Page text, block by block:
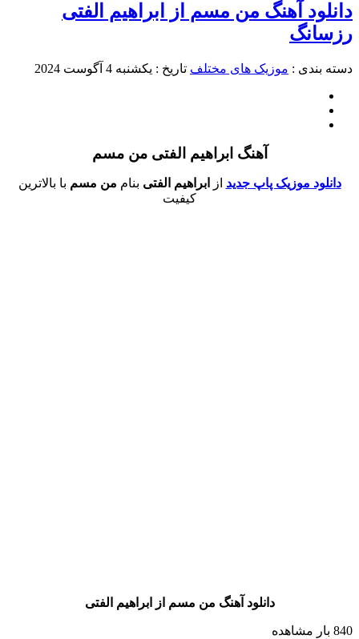
آهنگ من مسم از ابراهیم الفتی
بندی : موزیک های مختلف تاریخ : یکشنبه 4 آگوست 2024
آهنگ ابراهیم الفتی من مسم
دانلود موزیک پاپ جدیدازابراهیم الفتی بناممن مسمبا بالاترین
کیفیت
دانلود آهنگمن مسمازابراهیم الفتی
بار مشاهده